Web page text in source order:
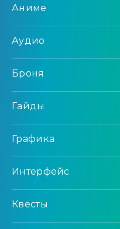
Аниме
Аудио
Броня
Гайды
Графика
Интерфейс
Квесты